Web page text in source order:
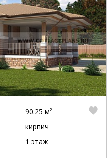
90.25 м²
кирпич
1 этаж